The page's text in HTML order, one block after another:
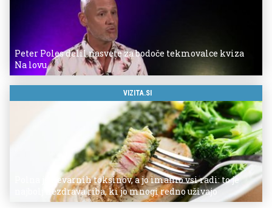
Peter Poles delil nasvete za bodoče tekmovalce kviza
Na lovu
VIZITA.SI
Polna je nevarnih toksinov, a jo imamo vsi radi: to je
najbolj nezdrava riba, ki jo mnogi redno uživajo